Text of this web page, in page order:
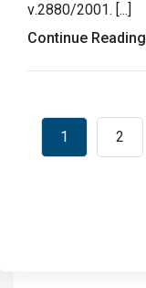
ν.2880/2001. [...]
Continue Reading
1 2